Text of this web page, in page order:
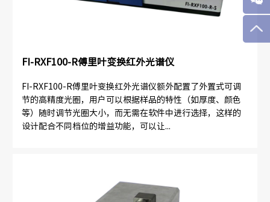
FI-RXF100-R傅里叶变换红外光谱仪
FI-RXF100-R傅里叶变换红外光谱仪额外配置了外置式可调
节的高精度光圈，用户可以根据样品的特性（如厚度、颜色
等）随时调节光圈大小，而无需在软件中进行选择，这样的
设计配合不同档位的增益功能，可以让...